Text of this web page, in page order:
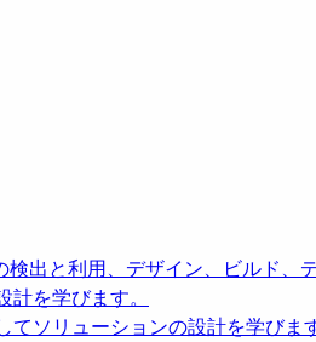
出と利用、デザイン、ビルド、
を学びます。
ソリューションの設計を学びます